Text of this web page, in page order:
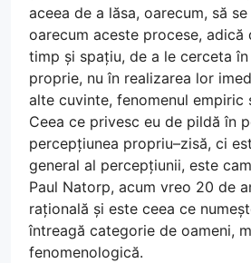
aceea de a lăsa, oarecum, să
oarecum aceste procese, adică
timp și spațiu, de a le cerceta
proprie, nu în realizarea lor
alte cuvinte, fenomenul empiric
Ceea ce privesc eu de pildă în
percepțiunea propriu–zisă, ci
general al percepțiunii, este
Paul Natorp, acum vreo 20 de
rațională și este ceea ce
întreagă categorie de oameni,
fenomenologică.